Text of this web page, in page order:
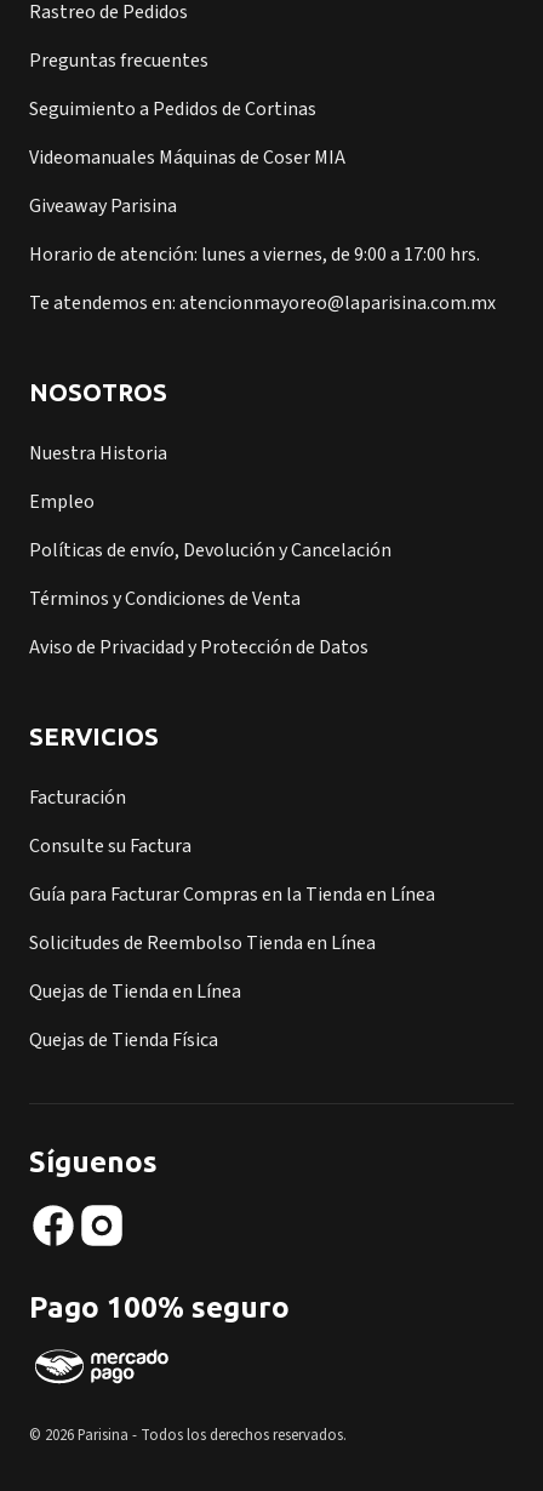
Rastreo de Pedidos
Preguntas frecuentes
Seguimiento a Pedidos de Cortinas
Videomanuales Máquinas de Coser MIA
Giveaway Parisina
Horario de atención: lunes a viernes, de 9:00 a 17:00 hrs.
Te atendemos en: atencionmayoreo@laparisina.com.mx
NOSOTROS
Nuestra Historia
Empleo
Políticas de envío, Devolución y Cancelación
Términos y Condiciones de Venta
Aviso de Privacidad y Protección de Datos
SERVICIOS
Facturación
Consulte su Factura
Guía para Facturar Compras en la Tienda en Línea
Solicitudes de Reembolso Tienda en Línea
Quejas de Tienda en Línea
Quejas de Tienda Física
Síguenos
Pago 100% seguro
© 2026 Parisina - Todos los derechos reservados.